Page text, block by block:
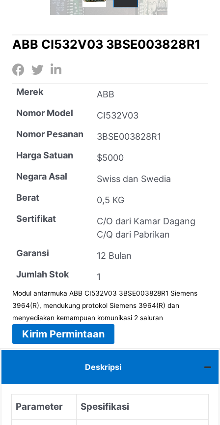
ABB CI532V03 3BSE003828R1
Merek
ABB
Nomor Model
CI532V03
Nomor Pesanan
3BSE003828R1
Harga Satuan
$5000
Negara Asal
Swiss dan Swedia
Berat
0,5 KG
Sertifikat
C/O dari Kamar Dagang
C/Q dari Pabrikan
Garansi
12 Bulan
Jumlah Stok
1
Modul antarmuka ABB CI532V03 3BSE003828R1 Siemens
3964(R), mendukung protokol Siemens 3964(R) dan
menyediakan kemampuan komunikasi 2 saluran
Kirim Permintaan
Deskripsi
Parameter Spesifikasi